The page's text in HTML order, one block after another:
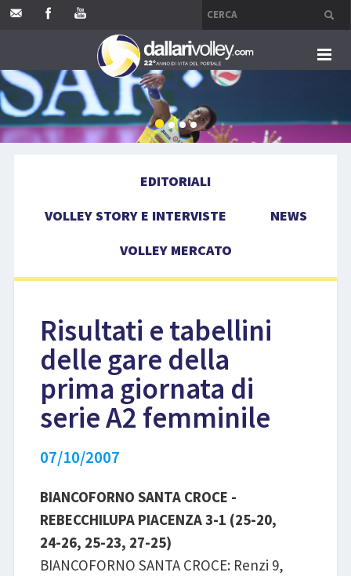
HOME
EVENTI
LIBRI
EDITORIALI
VOLLEY STORY E INTERVISTE
NEWS
VOLLEY MERCATO
Risultati e tabellini
delle gare della
prima giornata di
serie A2 femminile
07/10/2007
BIANCOFORNO SANTA CROCE -
REBECCHILUPA PIACENZA 3-1 (25-20,
24-26, 25-23, 27-25)
BIANCOFORNO SANTA CROCE: Renzi 9,